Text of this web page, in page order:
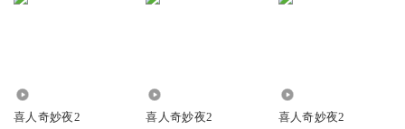
喜人奇妙夜2 喜人奇妙夜2 喜人奇妙夜2